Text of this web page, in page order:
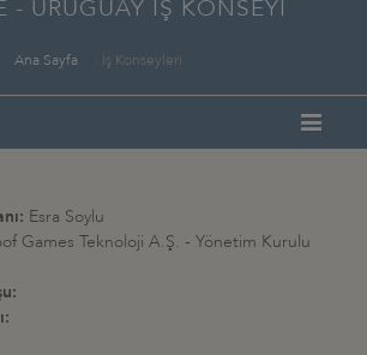
- URUGUAY İŞ KONSEYİ
Ana Sayfa İş Konseyleri
Esra Soylu
Games Teknoloji A.Ş. - Yönetim Kurulu